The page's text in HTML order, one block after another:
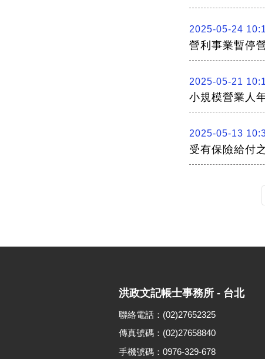
2025-05-24
營利事業暫停
2025-05-21
小規模營業人
2025-05-13
受有保險給付
洪政文記帳士事務所 - 台北
聯絡電話：(02)27652325
傳真號碼：(02)27658840
手機號碼：0976-329-678